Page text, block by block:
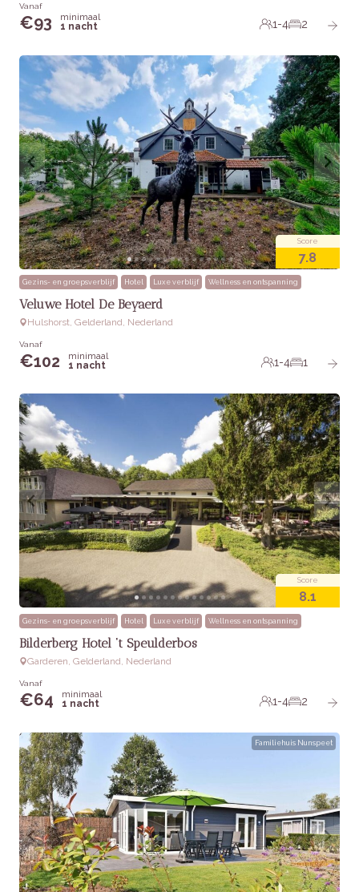
Vanaf
€93
minimaal
1 nacht
1-4 2
Score
7.8
Gezins- en groepsverblijf Hotel Luxe verblijf Wellness en ontspanning
Veluwe Hotel De Beyaerd
Hulshorst, Gelderland, Nederland
Vanaf
€102
minimaal
1 nacht
1-4 1
Score
8.1
Gezins- en groepsverblijf Hotel Luxe verblijf Wellness en ontspanning
Bilderberg Hotel ‘t Speulderbos
Garderen, Gelderland, Nederland
Vanaf
€64
minimaal
1 nacht
1-4 2
Familiehuis Nunspeet